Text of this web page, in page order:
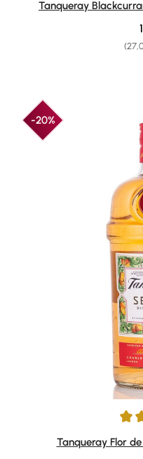
Tanqueray
-20%
Durchschnittliche
Tanqueray Flor de